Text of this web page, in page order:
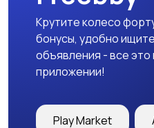
Крутите колесо
бонусы, удобно
объявления - все
приложении!
Play Market